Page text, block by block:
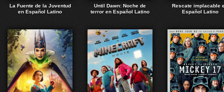
La Fuente de la Juventud
en Español Latino
Until Dawn: Noche de
terror en Español Latino
Rescate implacable
Español Latino